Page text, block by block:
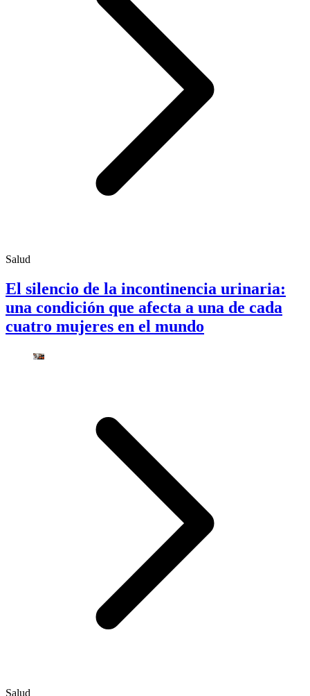
Salud
El silencio de la incontinencia urinaria:
una condición que afecta a una de cada
cuatro mujeres en el mundo
Salud